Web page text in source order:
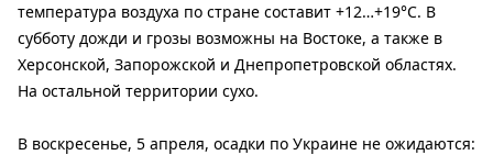
температура воздуха по стране составит +12…+19°C. В
субботу дожди и грозы возможны на Востоке, а также в
Херсонской, Запорожской и Днепропетровской областях.
На остальной территории сухо.
В воскресенье, 5 апреля, осадки по Украине не ожидаются: